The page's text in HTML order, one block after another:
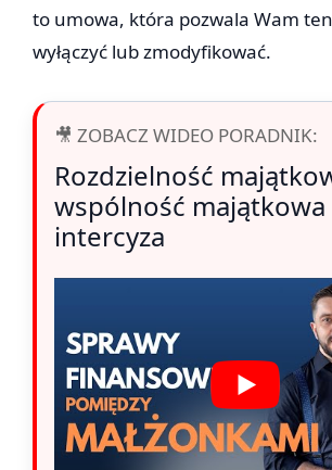
to umowa, która pozwala Wam
wyłączyć lub zmodyfikować.
🎥 ZOBACZ WIDEO PORADNIK:
Rozdzielność
wspólność majątkowa
intercyza